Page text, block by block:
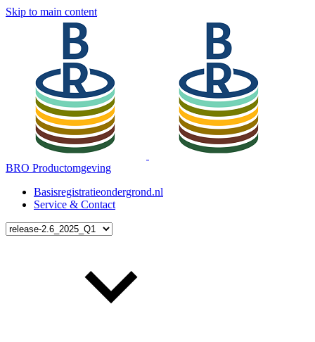
Skip to main content
BRO Productomgeving
Basisregistratieondergrond.nl
Service & Contact